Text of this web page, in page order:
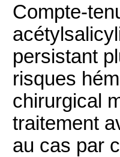
Compte-
persistant
risques
chirurgical
traitement
au cas par